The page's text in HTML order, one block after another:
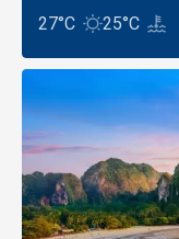
27°C 25°C